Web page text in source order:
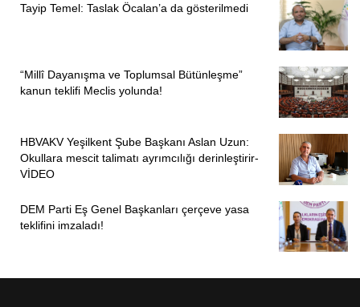
Tayip Temel: Taslak Öcalan’a da gösterilmedi
“Millî Dayanışma ve Toplumsal Bütünleşme”
kanun teklifi Meclis yolunda!
HBVAKV Yeşilkent Şube Başkanı Aslan Uzun:
Okullara mescit talimatı ayrımcılığı derinleştirir-
VİDEO
DEM Parti Eş Genel Başkanları çerçeve yasa
teklifini imzaladı!